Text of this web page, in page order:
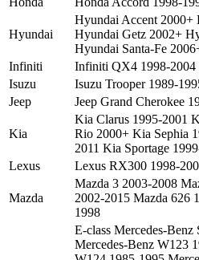
E-class Mercedes-
Mercedes-Benz W123
W124 1985-1995
Mercedes-Benz W163
W201 1993-2000
Mercedes-Benz W220
W463 1999-2008
Mitsubishi
Mitsubishi Carisma
1993 Mitsubishi Galant
1982-1998
Nissan Almera 1995-
1992 Nissan Qashqai
1997 Nissan Terrano II
Astra B 1998-2004
Frontera 1992-2003